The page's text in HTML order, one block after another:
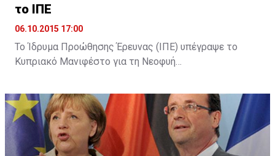
το ΙΠΕ
06.10.2015 17:00
Το Ίδρυμα Προώθησης Έρευνας (ΙΠΕ) υπέγραψε το
Κυπριακό Μανιφέστο για τη Νεοφυή
αναφέρει σχετική ανακοίνωση, με την υπογραφή του
Μανιφέστου το ΙΠΕ επιβεβαίωσε τη στήριξή του για
τη θέσπιση ενός πλαισίου για την υποστήριξη της
ίδρυσης και λειτουργίας νέων καινοτόμων
επιχειρήσεων στην Κύπρο, καθώς και τη βελτίωση του